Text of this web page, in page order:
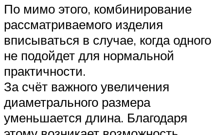
По мимо этого, комбинирование
рассматриваемого изделия
вписываться в случае, когда одного
не подойдет для нормальной
практичности.
За счёт важного увеличения
диаметрального размера
уменьшается длина. Благодаря